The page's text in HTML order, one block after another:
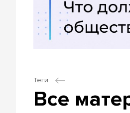
Теги
Все